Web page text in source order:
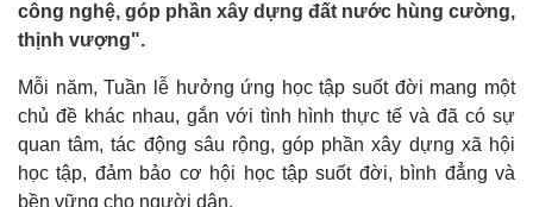
công nghệ, góp phần xây dựng đất nước hùng cường,
thịnh vượng".
Mỗi năm, Tuần lễ hưởng ứng học tập suốt đời mang một
chủ đề khác nhau, gắn với tình hình thực tế và đã có sự
quan tâm, tác động sâu rộng, góp phần xây dựng xã hội
học tập, đảm bảo cơ hội học tập suốt đời, bình đẳng và
bền vững cho người dân.